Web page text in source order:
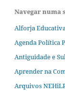
Navegar numa
Alforja
Agenda Política
Antiguidade e
Aprender na
Arquivos